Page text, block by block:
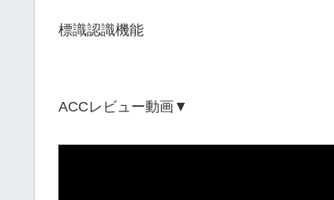
標識認識機能
ACCレビュー動画▼